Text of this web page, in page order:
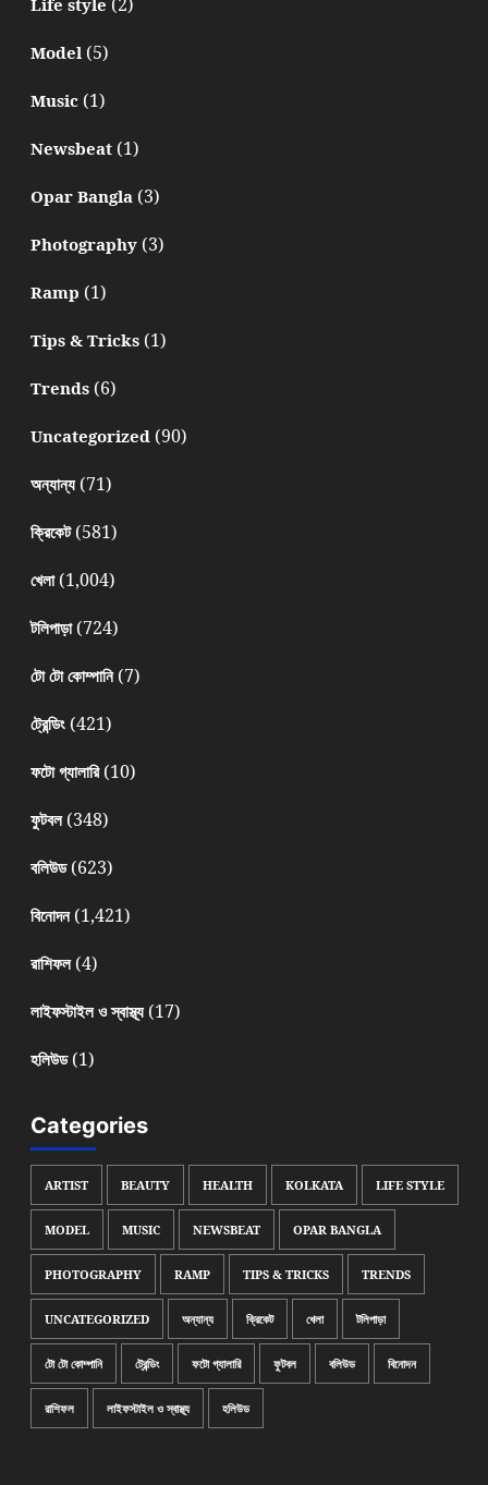
Life style
Model(5)
Music(1)
Newsbeat(1)
Opar Bangla(3)
Photography(3)
Ramp (1)
Tips & Tricks(1)
Trends(6)
Uncategorized(90)
অন্যান্য(71)
ক্রিকেট(581)
খেলা(1,004)
টলিপাড়া(724)
টো টো কোম্পানি(7)
ট্রেন্ডিং(421)
ফটো গ্যালারি(10)
ফুটবল(348)
বলিউড(623)
বিনোদন(1,421)
রাশিফল(4)
লাইফস্টাইল ও স্বাস্থ্য(17)
হলিউড(1)
Categories
ARTIST BEAUTY HEALTH KOLKATA LIFE STYLE
MODEL MUSIC NEWSBEAT OPAR BANGLA
PHOTOGRAPHY RAMP TIPS & TRICKS TRENDS
UNCATEGORIZED অন্যান্য ক্রিকেট খেলা টলিপাড়া
টো টো কোম্পানি ট্রেন্ডিং ফটো গ্যালারি ফুটবল বলিউড বিনোদন
রাশিফল লাইফস্টাইল ও স্বাস্থ্য হলিউড